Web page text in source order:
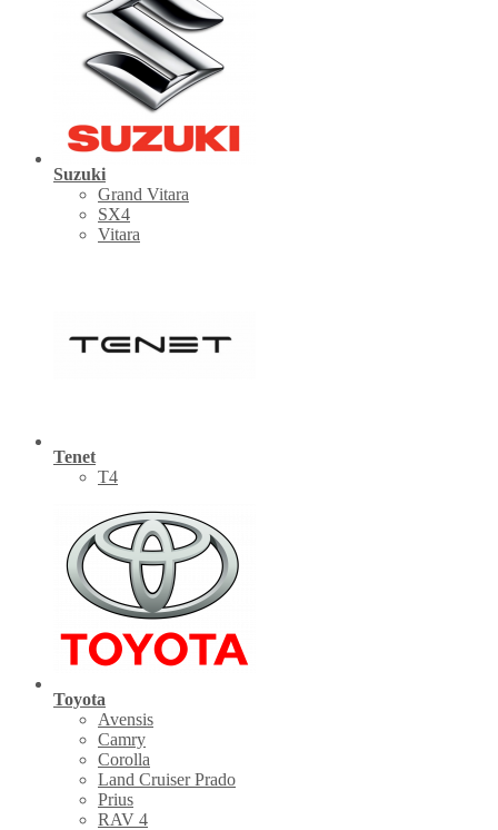
Suzuki
Grand Vitara
SX4
Vitara
Tenet
Т4
Toyota
Avensis
Camry
Corolla
Land Cruiser Prado
Prius
RAV 4